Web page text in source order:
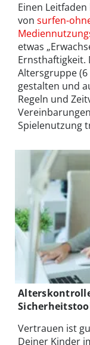
Einen
von surfen-
etwas
Ernsthaftigkeit.
Altersgruppe (6
gestalten und
Regeln und
Spielenutzung
Vertrauen ist
Deiner Kinder